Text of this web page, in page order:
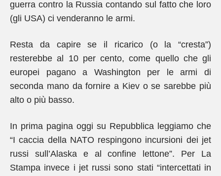
guerra contro la Russia contando sul fatto che loro
(gli USA) ci venderanno le armi.
Resta da capire se il ricarico (o la “cresta”)
resterebbe al 10 per cento, come quello che gli
europei pagano a Washington per le armi di
seconda mano da fornire a Kiev o se sarebbe più
alto o più basso.
In prima pagina oggi su Repubblica leggiamo che
“I caccia della NATO respingono incursioni dei jet
russi sull’Alaska e al confine lettone”. Per La
Stampa invece i jet russi sono stati “intercettati in